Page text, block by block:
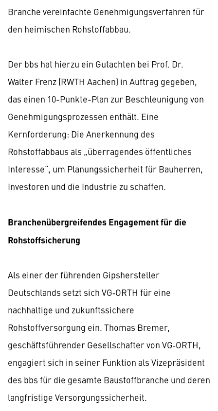
Branche vereinfachte Genehmigungsverfahren für
den heimischen Rohstoffabbau.
Der bbs hat hierzu ein Gutachten bei Prof. Dr.
Walter Frenz (RWTH Aachen) in Auftrag gegeben,
das einen 10-Punkte-Plan zur Beschleunigung von
Genehmigungsprozessen enthält. Eine
Kernforderung: Die Anerkennung des
Rohstoffabbaus als „überragendes öffentliches
Interesse“, um Planungssicherheit für Bauherren,
Investoren und die Industrie zu schaffen.
Branchenübergreifendes Engagement für die
Rohstoffsicherung
Als einer der führenden Gipshersteller
Deutschlands setzt sich VG‑ORTH für eine
nachhaltige und zukunftssichere
Rohstoffversorgung ein. Thomas Bremer,
geschäftsführender Gesellschafter von VG‑ORTH,
engagiert sich in seiner Funktion als Vizepräsident
des bbs für die gesamte Baustoffbranche und deren
langfristige Versorgungssicherheit.